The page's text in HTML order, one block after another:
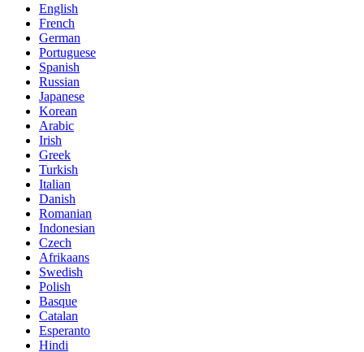
English
French
German
Portuguese
Spanish
Russian
Japanese
Korean
Arabic
Irish
Greek
Turkish
Italian
Danish
Romanian
Indonesian
Czech
Afrikaans
Swedish
Polish
Basque
Catalan
Esperanto
Hindi